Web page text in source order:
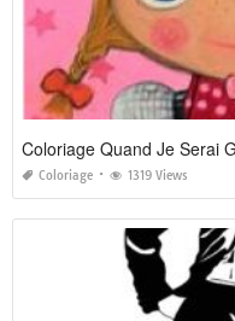
Coloriage Quand Je Serai
Coloriage 1319 Views